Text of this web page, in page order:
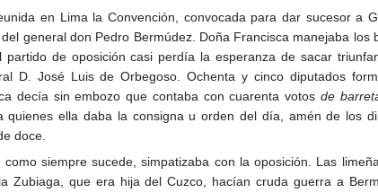
en Lima la Convención, convocada para dar sucesor a
general don Pedro Bermúdez. Doña Francisca manejaba los
de oposición casi perdía la esperanza de sacar
D. José Luis de Orbegoso. Ochenta y cinco diputados
decía sin embozo que contaba con cuarenta votos de
quienes ella daba la consigna u orden del día, amén de los
doce.
siempre sucede, simpatizaba con la oposición. Las
Zubiaga, que era hija del Cuzco, hacían cruda guerra a